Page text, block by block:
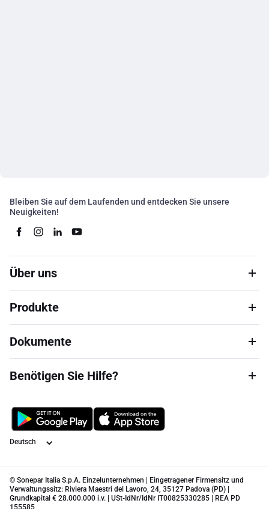
Bleiben Sie auf dem Laufenden und entdecken Sie unsere
Neuigkeiten!
Über uns
Produkte
Dokumente
Benötigen Sie Hilfe?
Sprache
© Sonepar Italia S.p.A. Einzelunternehmen | Eingetragener Firmensitz und
Verwaltungssitz: Riviera Maestri del Lavoro, 24, 35127 Padova (PD) |
Grundkapital € 28.000.000 i.v. | USt-IdNr/IdNr IT00825330285 | REA PD
155585